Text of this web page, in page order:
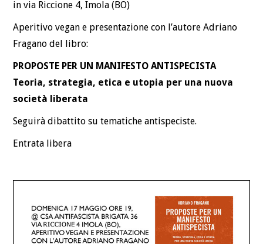
in via Riccione 4, Imola (BO)
Aperitivo vegan e presentazione con l’autore Adriano
Fragano del libro:
PROPOSTE PER UN MANIFESTO ANTISPECISTA
Teoria, strategia, etica e utopia per una nuova
società liberata
Seguirà dibattito su tematiche antispeciste.
Entrata libera